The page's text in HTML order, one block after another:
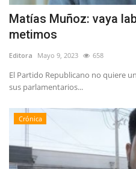
Política
Espectáculos
Matías Muñoz: vaya
metimos
Editora Mayo 9, 2023 658
El Partido Republicano no quiere
sus parlamentarios...
Crónica